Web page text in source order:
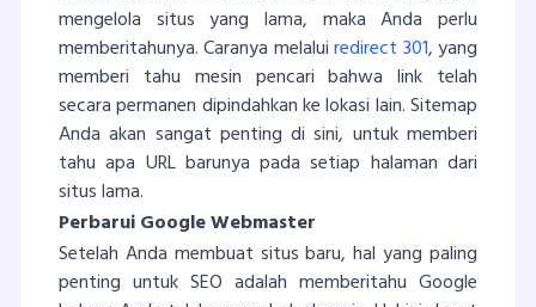
mengelola situs yang lama, maka Anda perlu
memberitahunya. Caranya melaluiredirect 301, yang
memberi tahu mesin pencari bahwa link telah
secara permanen dipindahkan ke lokasi lain. Sitemap
Anda akan sangat penting di sini, untuk memberi
tahu apa URL barunya pada setiap halaman dari
situs lama.
Perbarui Google Webmaster
Setelah Anda membuat situs baru, hal yang paling
penting untuk SEO adalah memberitahu Google